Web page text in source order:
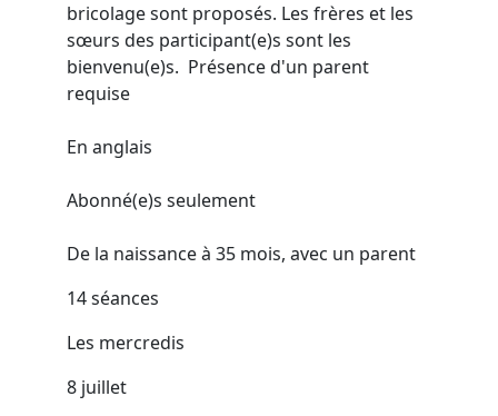
bricolage sont proposés. Les frères et les
sœurs des participant(e)s sont les
bienvenu(e)s. Présence d'un parent
requise
En anglais
Abonné(e)s seulement
De la naissance à 35 mois, avec un parent
14 séances
Les mercredis
8 juillet